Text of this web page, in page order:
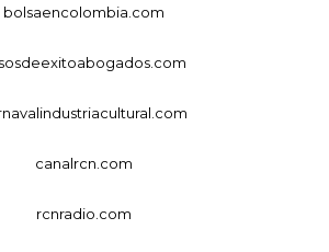
bolsaencolombia.com
canalrcn.com
rcnradio.com